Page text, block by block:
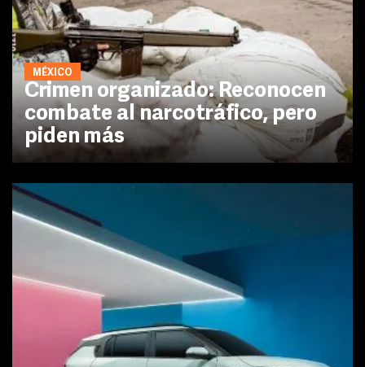
MÉXICO
Crimen organizado: Reconocen
combate al narcotráfico, pero
piden más